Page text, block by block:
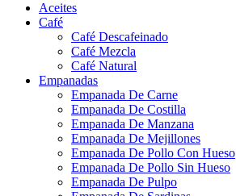
Aceites
Café
Café Descafeinado
Café Mezcla
Café Natural
Empanadas
Empanada De Carne
Empanada De Costilla
Empanada De Manzana
Empanada De Mejillones
Empanada De Pollo Con Hueso
Empanada De Pollo Sin Hueso
Empanada De Pulpo